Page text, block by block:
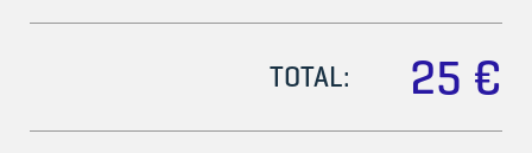
25 €
TOTAL: